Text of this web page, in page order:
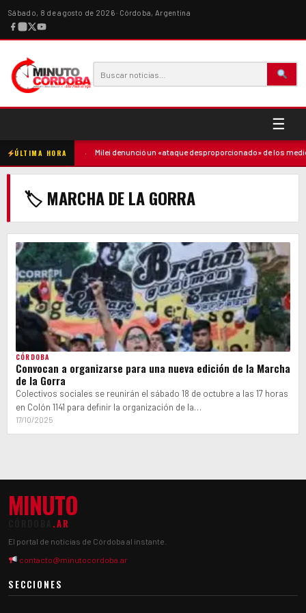
Sábado, 8 de agosto de 2026 · Córdoba, Argentina
☰
ÚLTIMA HORA
la madre Milei denunció un «ataque desproporcionado» de los
🏷 MARCHA DE LA GORRA
CÓRDOBA
Convocan a organizarse para una nueva edición de la Marcha
de la Gorra
Colectivos sociales se reunirán el sábado 18 de octubre a las 17 horas
en Colón 1141 para definir la organización de la…
17/10/2025
MINUTO
.AR
El portal de noticias de Córdoba al instante.
contacto@minutocordoba.ar
SECCIONES